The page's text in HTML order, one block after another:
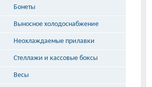
Бонеты
Выносное холодоснабжение
Неохлаждаемые прилавки
Стеллажи и кассовые боксы
Весы